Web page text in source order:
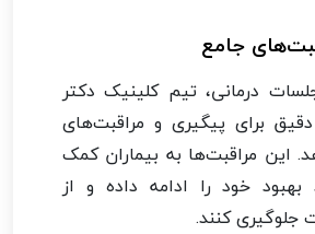
جامع
درمانی، تیم کلینیک دکتر
دقیق برای پیگیری و مراقبت‌های
این مراقبت‌ها به بیماران کمک
بهبود خود را ادامه داده و از
جلوگیری کنند.